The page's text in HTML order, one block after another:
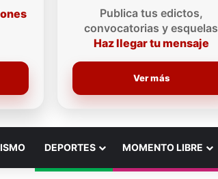
Publica tus edictos,
convocatorias y esquelas
Haz llegar tu mensaje
Ver más
DEPORTES MOMENTO LIBRE